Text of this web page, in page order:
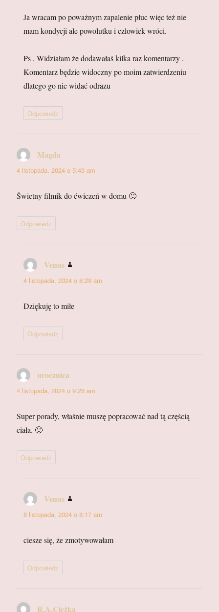
Ja wracam po poważnym zapalenie płuc więc też nie
mam kondycji ale powolutku i człowiek wróci.
Ps . Widziałam że dodawałaś kilka raz komentarzy .
Komentarz będzie widoczny po moim zatwierdzeniu
dlatego go nie widać odrazu
Odpowiedz
Magda
4 listopada, 2024 o 5:43 am
Świetny filmik do ćwiczeń w domu 🙂
Odpowiedz
Venus
4 listopada, 2024 o 8:29 am
Dziękuję to miłe
Odpowiedz
urocznica
4 listopada, 2024 o 9:28 am
Super porady, właśnie muszę popracować nad tą częścią
ciała. 🙂
Odpowiedz
Venus
8 listopada, 2024 o 8:17 am
ciesze się, że zmotywowałam
Odpowiedz
R.A.Ciężka